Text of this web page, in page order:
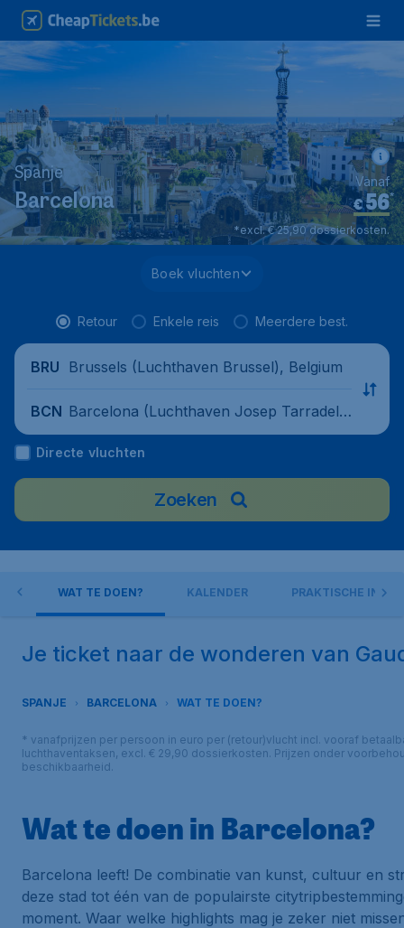
Spanje
Barcelona €56*
Vanaf
*excl. € 25,90 dossierkosten.
Boek vluchten
Retour Enkele reis Meerdere best.
BRU Brussels (Luchthaven Brussel), Belgium
BCN Barcelona (Luchthaven Josep Tarradella
s Barcelona-El Prat), Spain
Directe vluchten
Zoeken
WAT TE DOEN? KALENDER PRAKTISCHE INFO
Je ticket naar de wonderen van
SPANJE BARCELONA WAT TE DOEN?
* vanafprijzen per persoon in euro per (retour)vlucht incl. vooraf
luchthaventaksen, excl. € 29,90 dossierkosten. Prijzen onder
beschikbaarheid.
Wat te doen in Barcelona?
Barcelona leeft! De combinatie van kunst, cultuur en
deze stad tot één van de populairste
moment. Waar welke highlights mag je zeker niet